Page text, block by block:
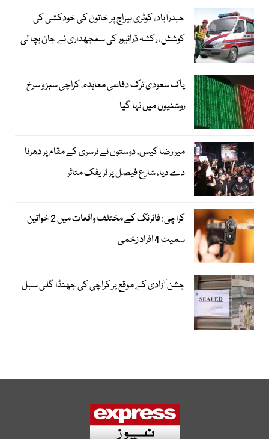
حیدرآباد، کوٹری بیراج پر خاتون کی خودکشی کی
کوشش، رکشہ ڈرائیور کی سمجھداری نے جان بچا لی
پاک سعودی ترک دفاعی معاہدہ، کراچی سبز و سرخ
روشنیوں میں نہا گیا
میر رضا کیس، دوستوں نے نرسری کے مقام پر دھرنا
دے دیا، شارع فیصل پر ٹریفک متاثر
کراچی: فائرنگ کے مختلف واقعات میں 2 خواتین
سمیت 4 افراد زخمی
جشن آزادی کے موقع پر کراچی کی جھنڈا گلی سیل